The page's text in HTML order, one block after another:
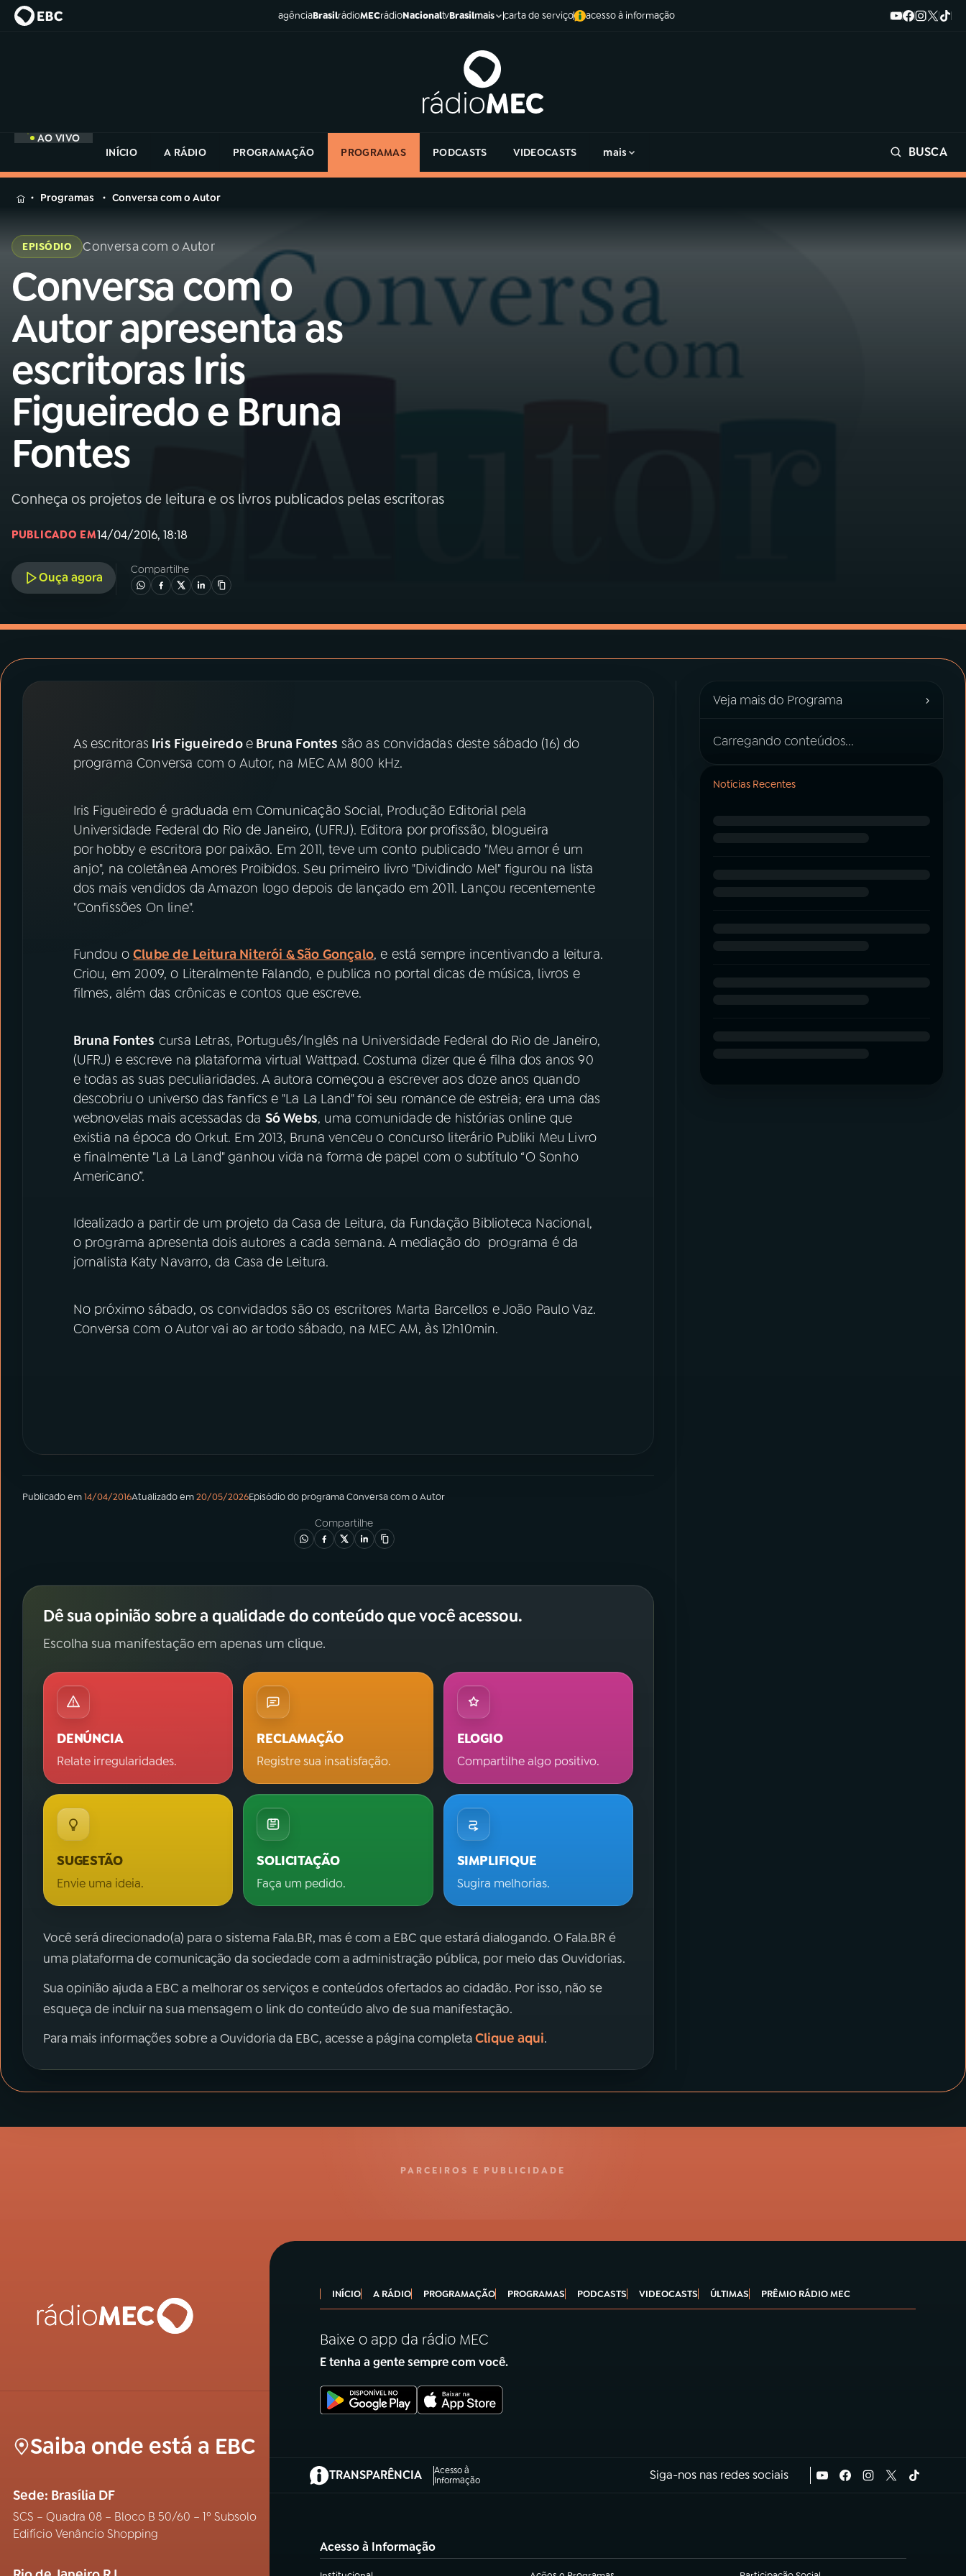
agênciaBrasilrádioMECrádioNacionaltvBrasilmais carta de serviço acesso à informação
AO VIVO
INÍCIO
A RÁDIO PROGRAMAÇÃO PROGRAMAS PODCASTS VIDEOCASTS mais BUSCA
MENU
Buscar
na
Rádio
MEC
Buscar
01INÍCIO
02A RÁDIO
03 PROGRAMAÇÃO
04PROGRAMAS
ACOMPANHE A RÁDIO MEC
Instagram X
na
Rádio
Programas Conversa com o Autor
EPISÓDIO Conversa com o Autor
Conversa com o
Autor apresenta as
escritoras Iris
Figueiredo e Bruna
Fontes
Conheça os projetos de leitura e os livros publicados pelas escritoras
PUBLICADO EM14/04/2016, 18:18
Ouça agora
Compartilhe
As escritoras Iris Figueiredoe Bruna Fontes são as convidadas deste sábado (16) do
programa Conversa com o Autor, na MEC AM 800 kHz.
Iris Figueiredo é graduada em Comunicação Social, Produção Editorial pela
Universidade Federal do Rio de Janeiro, (UFRJ). Editora por profissão, blogueira
por hobby e escritora por paixão. Em 2011, teve um conto publicado "Meu amor é um
anjo", na coletânea Amores Proibidos. Seu primeiro livro "Dividindo Mel" figurou na lista
dos mais vendidos da Amazon logo depois de lançado em 2011. Lançou recentemente
"Confissões On line".
Fundou oClube de Leitura Niterói & São Gonçalo, e está sempre incentivando a leitura.
Criou, em 2009, o Literalmente Falando, e publica no portal dicas de música, livros e
filmes, além das crônicas e contos que escreve.
Bruna Fontes cursa Letras, Português/Inglês na Universidade Federal do Rio de Janeiro,
(UFRJ) e escreve na plataforma virtual Wattpad. Costuma dizer que é filha dos anos 90
e todas as suas peculiaridades. A autora começou a escrever aos doze anos quando
descobriu o universo das fanfics e "La La Land" foi seu romance de estreia; era uma das
webnovelas mais acessadas da Só Webs, uma comunidade de histórias online que
existia na época do Orkut. Em 2013, Bruna venceu o concurso literário Publiki Meu Livro
e finalmente "La La Land" ganhou vida na forma de papel com o subtítulo “O Sonho
Americano”.
Idealizado a partir de um projeto da Casa de Leitura, da Fundação Biblioteca Nacional,
o programa apresenta dois autores a cada semana. A mediação do programa é da
jornalista Katy Navarro, da Casa de Leitura.
No próximo sábado, os convidados são os escritores Marta Barcellos e João Paulo Vaz.
Conversa com o Autor vai ao ar todo sábado, na MEC AM, às 12h10min.
Publicado em14/04/2016Atualizado em20/05/2026Episódiodo programaConversa com o Autor
Compartilhe
Dê sua opinião sobre a qualidade do conteúdo que você acessou.
Escolha sua manifestação em apenas um clique.
DENÚNCIA
Relate irregularidades.
RECLAMAÇÃO
Registre sua insatisfação.
ELOGIO
Compartilhe algo positivo.
SUGESTÃO
Envie uma ideia.
SOLICITAÇÃO
Faça um pedido.
SIMPLIFIQUE
Sugira melhorias.
Você será direcionado(a) para o sistema Fala.BR, mas é com a EBC que estará dialogando. O Fala.BR é
uma plataforma de comunicação da sociedade com a administração pública, por meio das Ouvidorias.
Sua opinião ajuda a EBC a melhorar os serviços e conteúdos ofertados ao cidadão. Por isso, não se
esqueça de incluir na sua mensagem o link do conteúdo alvo de sua manifestação.
Para mais informações sobre a Ouvidoria da EBC, acesse a página completaClique aqui.
Veja mais do Programa ›
Carregando conteúdos...
Notícias Recentes
PARCEIROS E PUBLICIDADE
Saiba onde está a EBC
Sede: Brasília DF
SCS – Quadra 08 – Bloco B 50/60 – 1º Subsolo
Edifício Venâncio Shopping
INÍCIO A RÁDIO PROGRAMAÇÃO PROGRAMAS PODCASTS VIDEOCASTS ÚLTIMAS PRÊMIO RÁDIO MEC
Baixe o app da rádio MEC
E tenha a gente sempre com você.
TRANSPARÊNCIA
Acesso à
Informação
(abre em nova aba) Siga-nos nas redes sociais
Acesso à Informação